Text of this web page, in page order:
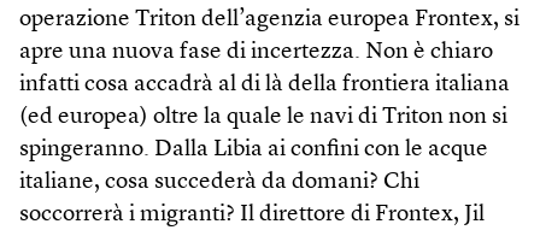
operazione Triton dell’agenzia europea Frontex, si
apre una nuova fase di incertezza. Non è chiaro
infatti cosa accadrà al di là della frontiera italiana
(ed europea) oltre la quale le navi di Triton non si
spingeranno. Dalla Libia ai confini con le acque
italiane, cosa succederà da domani? Chi
soccorrerà i migranti? Il direttore di Frontex, Jil